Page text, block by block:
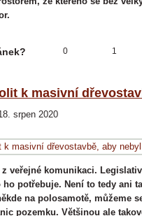
1
0
k masivní
srpen 2020
veřejné komunikaci.
ho potřebuje. Není to tedy ani
na polosamotě, můžeme
pozemku. Většinou ale